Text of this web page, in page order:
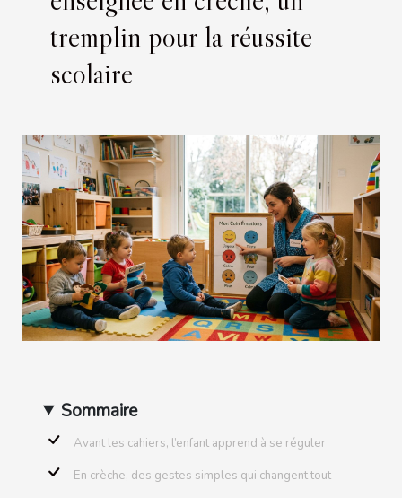
tremplin pour la réussite
scolaire
Sommaire
Avant les cahiers, l’enfant apprend à se réguler
En crèche, des gestes simples qui changent tout